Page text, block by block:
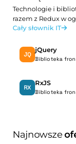
Technologie i
razem z Redux w
Cały słownik IT
JQ
jQuery
Biblioteka
RX
RxJS
Biblioteka
Najnowsze